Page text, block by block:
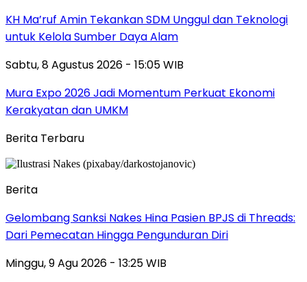
KH Ma’ruf Amin Tekankan SDM Unggul dan Teknologi
untuk Kelola Sumber Daya Alam
Sabtu, 8 Agustus 2026 - 15:05 WIB
Mura Expo 2026 Jadi Momentum Perkuat Ekonomi
Kerakyatan dan UMKM
Berita Terbaru
Berita
Gelombang Sanksi Nakes Hina Pasien BPJS di Threads:
Dari Pemecatan Hingga Pengunduran Diri
Minggu, 9 Agu 2026 - 13:25 WIB